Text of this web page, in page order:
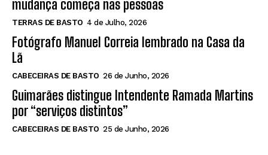
mudança começa nas pessoas
TERRAS DE BASTO 4 de Julho, 2026
Fotógrafo Manuel Correia lembrado na Casa da
Lã
CABECEIRAS DE BASTO 26 de Junho, 2026
Guimarães distingue Intendente Ramada Martins
por “serviços distintos”
CABECEIRAS DE BASTO 25 de Junho, 2026